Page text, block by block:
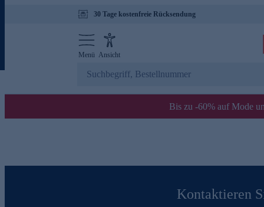
30 Tage kostenfreie Rücksendung
Menü Ansicht
Bis zu -60% auf Mode
Kontaktieren